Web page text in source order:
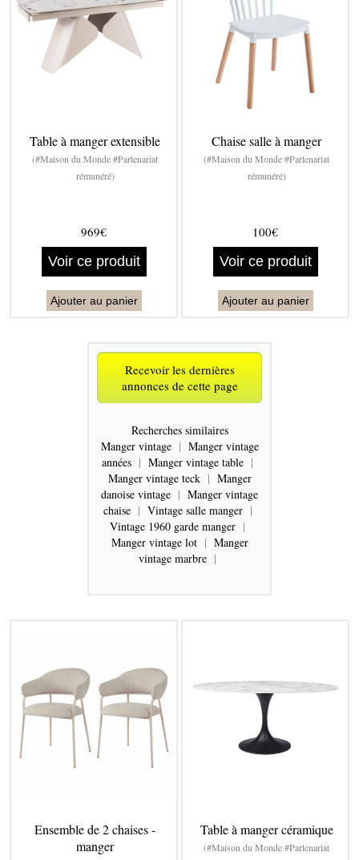
Table à manger extensible
(#Maison du Monde #Partenariat
rémunéré)
969€
Voir ce produit
Ajouter au panier
Chaise salle à manger
(#Maison du Monde #Partenariat
rémunéré)
100€
Voir ce produit
Ajouter au panier
Recevoir les dernières
annonces de cette page
Recherches similaires
Manger vintage | Manger vintage
années | Manger vintage table |
Manger vintage teck | Manger
danoise vintage | Manger vintage
chaise | Vintage salle manger |
Vintage 1960 garde manger |
Manger vintage lot | Manger
vintage marbre |
Ensemble de 2 chaises -
manger
Table à manger céramique
(#Maison du Monde #Partenariat